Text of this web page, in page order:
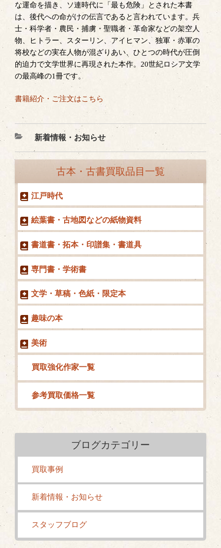
な運命を描き、ソ連時代に「最も危険」とされた本書
は、後代への命がけの伝言であると言われています。兵
士・科学者・農民・捕虜・聖職者・革命家などの架空人
物、ヒトラー、スターリン、アイヒマン、独軍・赤軍の
将校などの実在人物が混ざりあい、ひとつの時代が圧倒
的迫力で文学世界に再現された本作。20世紀ロシア文学
の最高峰の1冊です。
書籍紹介・ご注文はこちら
カ
テ
新着情報・お知らせ
古本・古書買取品目一覧
江戸時代
絵葉書・古地図などの紙物資料
書道書・拓本・印譜集・書道具
専門書・学術書
文学・草稿・色紙・限定本
趣味の本
美術
買取強化作家一覧
参考買取価格一覧
ブログカテゴリー
買取事例
新着情報・お知らせ
スタッフブログ